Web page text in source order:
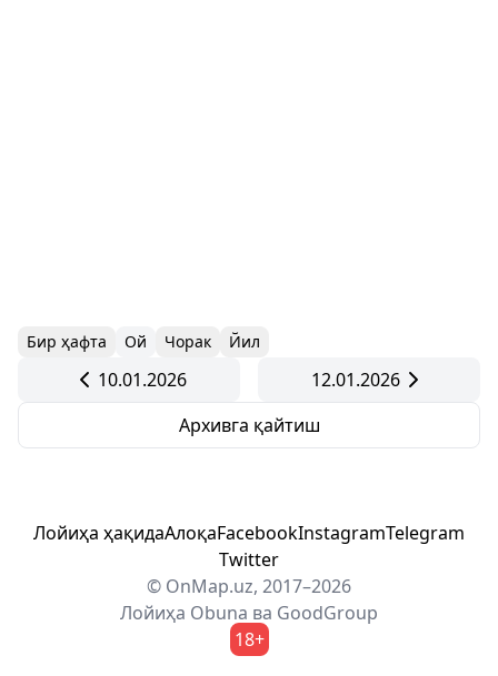
Бир ҳафта Ой Чорак Йил
10.01.2026
12.01.2026
Архивга қайтиш
Лойиҳа ҳақидаАлоқаFacebookInstagramTelegram
Twitter
© OnMap.uz, 2017–2026
Лойиҳа Obuna ва GoodGroup
18+